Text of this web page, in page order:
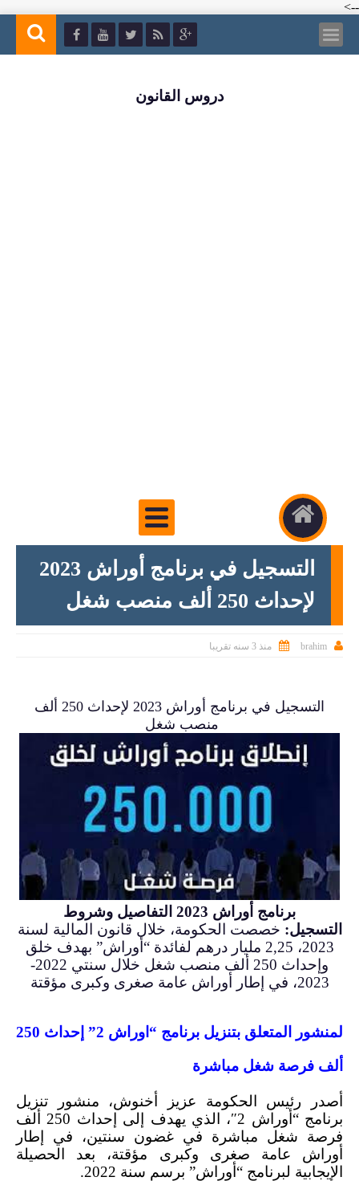
-->
دروس القانون
التسجيل في برنامج أوراش 2023
لإحداث 250 ألف منصب شغل

brahim
 منذ 3 سنه تقريبا
التسجيل في برنامج أوراش 2023 لإحداث 250 ألف
منصب شغل
برنامج أوراش 2023 التفاصيل وشروط
التسجيل: خصصت الحكومة، خلال قانون المالية لسنة
2023، 2,25 مليار درهم لفائدة “أوراش” بهدف خلق
وإحداث 250 ألف منصب شغل خلال سنتي 2022-
2023، في إطار أوراش عامة صغرى وكبرى مؤقتة
لمنشور المتعلق بتنزيل برنامج “اوراش 2” إحداث 250
ألف فرصة شغل مباشرة
أصدر رئيس الحكومة عزيز أخنوش، منشور تنزيل
برنامج “أوراش 2″، الذي يهدف إلى إحداث 250 ألف
فرصة شغل مباشرة في غضون سنتين، في إطار
أوراش عامة صغرى وكبرى مؤقتة، بعد الحصيلة
الإيجابية لبرنامج “أوراش” برسم سنة 2022.